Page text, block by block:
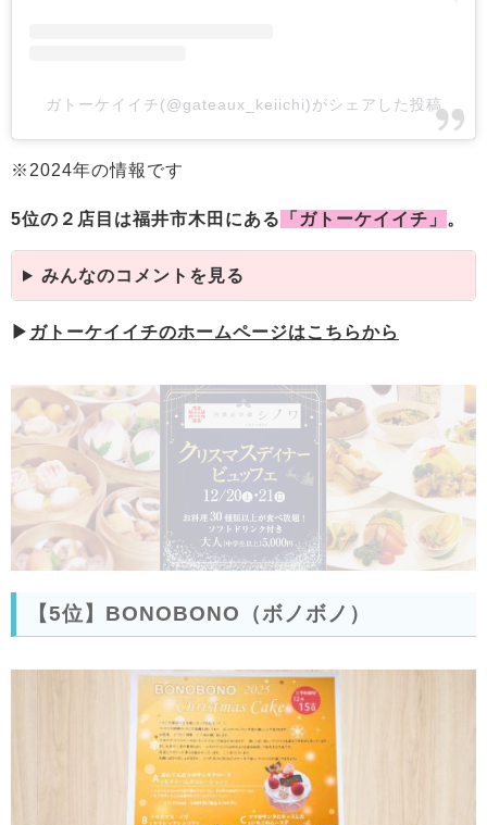
ガトーケイイチ(@gateaux_keiichi)がシェアした投稿
※2024年の情報です
5位の２店目は福井市木田にある 「ガトーケイイチ」 。
みんなのコメントを見る
▶ ガトーケイイチのホームページはこちらから
【5位】BONOBONO（ボノボノ）